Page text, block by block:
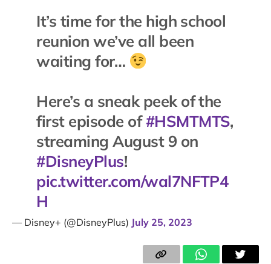
It’s time for the high school
reunion we’ve all been
waiting for…
Here’s a sneak peek of the
first episode of#HSMTMTS,
streaming August 9 on
#DisneyPlus!
pic.twitter.com/wal7NFTP4
H
— Disney+ (@DisneyPlus) July 25, 2023